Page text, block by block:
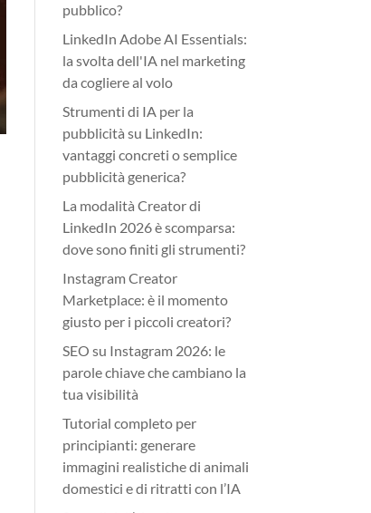
pubblico?
LinkedIn Adobe AI Essentials:
la svolta dell'IA nel marketing
da cogliere al volo
Strumenti di IA per la
pubblicità su LinkedIn:
vantaggi concreti o semplice
pubblicità generica?
La modalità Creator di
LinkedIn 2026 è scomparsa:
dove sono finiti gli strumenti?
Instagram Creator
Marketplace: è il momento
giusto per i piccoli creatori?
SEO su Instagram 2026: le
parole chiave che cambiano la
tua visibilità
Tutorial completo per
principianti: generare
immagini realistiche di animali
domestici e di ritratti con l’IA